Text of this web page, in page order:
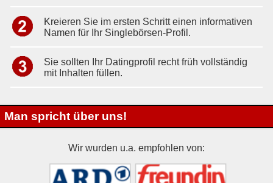
Kreieren Sie im ersten Schritt einen informativen
Namen für Ihr Singlebörsen-Profil.
Sie sollten Ihr Datingprofil recht früh vollständig
mit Inhalten füllen.
Man spricht über uns!
Wir wurden u.a. empfohlen von: